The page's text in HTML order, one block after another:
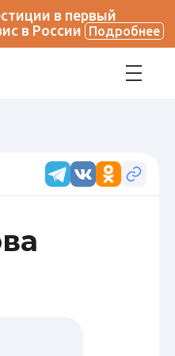
в первый
в России
Подробнее